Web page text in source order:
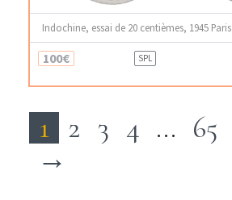
Indochine, essai de 20 centièmes, 1945 Paris
100€ SPL
1 2 3 4 … 65
→